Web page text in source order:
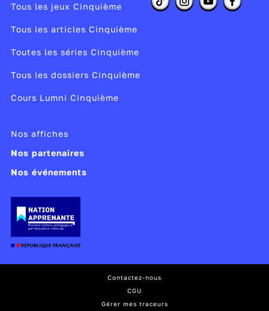
Tous les jeux Cinquième
Tous les articles Cinquième
Toutes les séries Cinquième
Tous les dossiers Cinquième
Cours Lumni Cinquième
Nos affiches
Nos partenaires
Nos événements
Contactez-nous
CGU
Gérer mes traceurs